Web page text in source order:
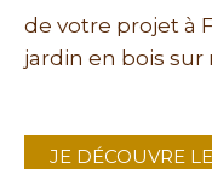
de votre projet à
jardin en bois sur
JE DÉCOUVRE